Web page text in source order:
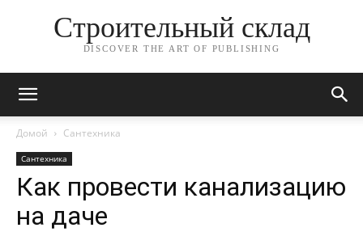
Строительный склад
DISCOVER THE ART OF PUBLISHING
Домой Сантехника
Сантехника
Как провести канализацию
на даче